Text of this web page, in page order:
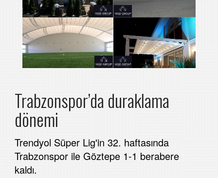
Trabzonspor’da duraklama
dönemi
Trendyol Süper Lig'in 32. haftasında
Trabzonspor ile Göztepe 1-1 berabere
kaldı.